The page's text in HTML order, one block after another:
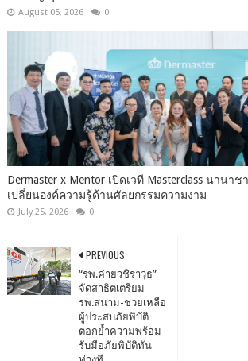
August 05, 2026 0
Dermaster x Mentor เปิดเวที Masterclass นานา
เปลี่ยนองค์ความรู้ด้านศัลยกรรมความงาม
July 25, 2026 0
PREVIOUS
“รพ.ค่ายวชิราวุธ”
จัดสาธิตเตรียม
รพ.สนาม-ช่วยเหลือ
ผู้ประสบภัยพิบัติ
ตอกย้ำความพร้อม
รับมือภัยพิบัติทัน